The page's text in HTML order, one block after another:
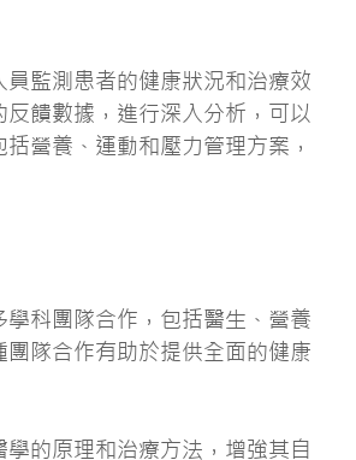
監測患者的健康狀況和治療效
饋數據，進行深入分析，可以
營養、運動和壓力管理方案，
科團隊合作，包括醫生、營養
隊合作有助於提供全面的健康
的原理和治療方法，增強其自